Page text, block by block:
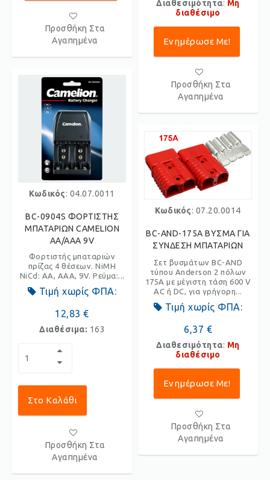
Προσθήκη Στα
Αγαπημένα
Κωδικός: 04.07.0011
BC-0904S ΦΟΡΤΙΣΤΗΣ
ΜΠΑΤΑΡΙΩΝ CAMELION
AA/AAA 9V
Φορτιστής μπαταριών
πρίζας 4 θέσεων. NiMH
NiCd: AA, AAA, 9V. Ρεύμα:...
Τιμή χωρίς ΦΠΑ:
12,83 €
Διαθέσιμα: 163
Στο Καλάθι
Προσθήκη Στα
Αγαπημένα
Διαθεσιμότητα: Μη
διαθέσιμο
Ενημέρωσε Με!
Προσθήκη Στα
Αγαπημένα
Κωδικός: 07.20.0014
BC-AND-175A ΒΥΣΜΑ ΓΙΑ
ΣΥΝΔΕΣΗ ΜΠΑΤΑΡΙΩΝ
Σετ βυσμάτων BC-AND
τύπου Anderson 2 πόλων
175A με μέγιστη τάση 600 V
AC ή DC, για γρήγορη...
Τιμή χωρίς ΦΠΑ:
6,37 €
Διαθεσιμότητα: Μη
διαθέσιμο
Ενημέρωσε Με!
Προσθήκη Στα
Αγαπημένα